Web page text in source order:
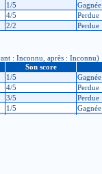
1/5 Gagnée
4/5 Perdue
2/2 Perdue
: Inconnu, après : Inconnu)
Son score
1/5 Gagnée
4/5 Perdue
3/5 Perdue
1/5 Gagnée